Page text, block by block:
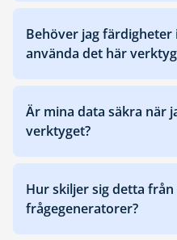
Behöver jag
använda det här
Är mina data säkra när
verktyget?
Hur skiljer sig detta
frågegeneratorer?